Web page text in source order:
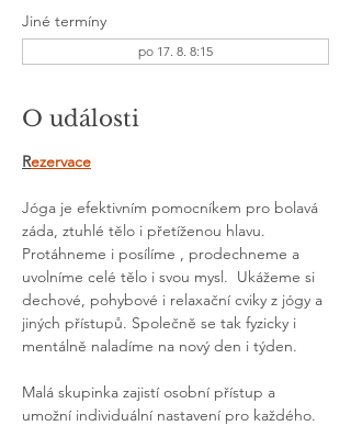
Jiné termíny
po 17. 8. 8:15
O události
Rezervace
Jóga je efektivním pomocníkem pro bolavá
záda, ztuhlé tělo i přetíženou hlavu.
Protáhneme i posílíme , prodechneme a
uvolníme celé tělo i svou mysl.  Ukážeme si
dechové, pohybové i relaxační cviky z jógy a
jiných přístupů. Společně se tak fyzicky i
mentálně naladíme na nový den i týden.
Malá skupinka zajistí osobní přístup a
umožní individuální nastavení pro každého.